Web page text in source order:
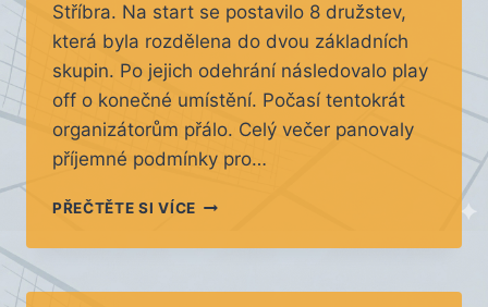
Stříbra. Na start se postavilo 8 družstev,
která byla rozdělena do dvou základních
skupin. Po jejich odehrání následovalo play
off o konečné umístění. Počasí tentokrát
organizátorům přálo. Celý večer panovaly
příjemné podmínky pro…
PŘEČTĚTE SI VÍCENOČNÍ
O
MĚSTA